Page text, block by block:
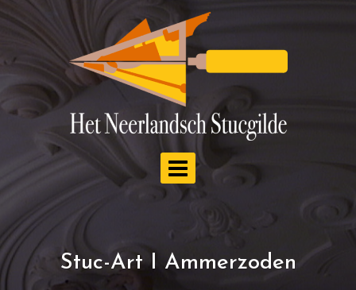
Doorgaan
naar
Stuc-Art I Ammerzoden